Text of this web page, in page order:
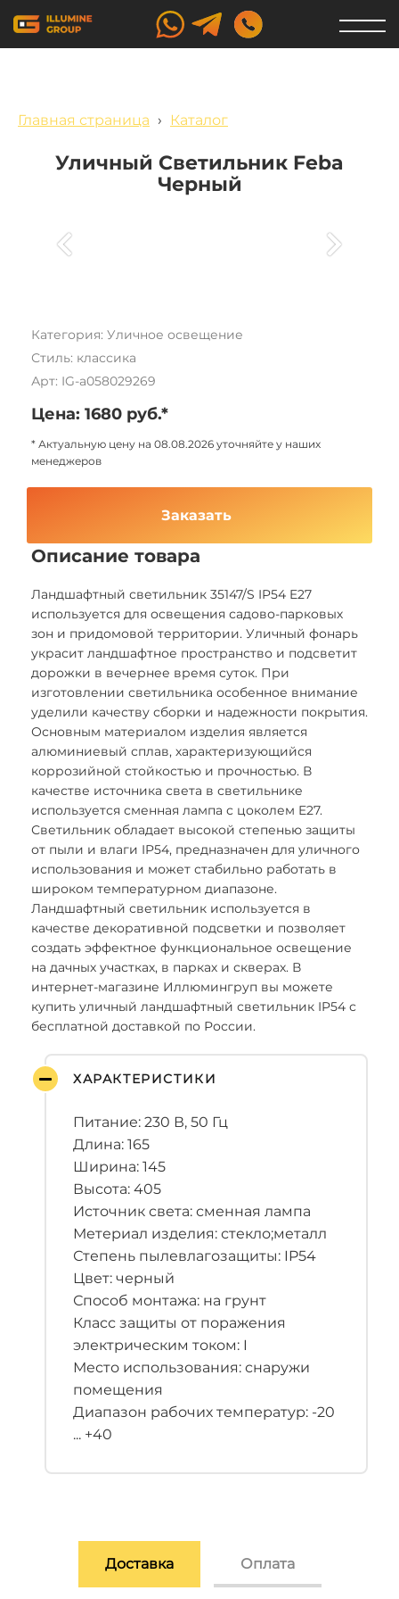
Главная страница › Каталог
Уличный Светильник Feba
Черный
Категория: Уличное освещение
Стиль: классика
Арт: IG-a058029269
Цена: 1680 руб.*
* Актуальную цену на 08.08.2026 уточняйте у наших
менеджеров
Заказать
Описание товара
Ландшафтный светильник 35147/S IP54 E27
используется для освещения садово-парковых
зон и придомовой территории. Уличный фонарь
украсит ландшафтное пространство и подсветит
дорожки в вечернее время суток. При
изготовлении светильника особенное внимание
уделили качеству сборки и надежности покрытия.
Основным материалом изделия является
алюминиевый сплав, характеризующийся
коррозийной стойкостью и прочностью. В
качестве источника света в светильнике
используется сменная лампа с цоколем E27.
Светильник обладает высокой степенью защиты
от пыли и влаги IP54, предназначен для уличного
использования и может стабильно работать в
широком температурном диапазоне.
Ландшафтный светильник используется в
качестве декоративной подсветки и позволяет
создать эффектное функциональное освещение
на дачных участках, в парках и скверах. В
интернет-магазине Иллюмингруп вы можете
купить уличный ландшафтный светильник IP54 с
бесплатной доставкой по России.
ХАРАКТЕРИСТИКИ
Питание: 230 В, 50 Гц
Длина: 165
Ширина: 145
Высота: 405
Источник света: сменная лампа
Метериал изделия: стекло;металл
Степень пылевлагозащиты: IP54
Цвет: черный
Способ монтажа: на грунт
Класс защиты от поражения
электрическим током: I
Место использования: снаружи
помещения
Диапазон рабочих температур: -20
... +40
Доставка Оплата